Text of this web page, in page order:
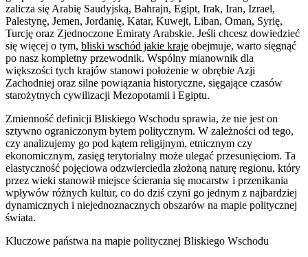
zalicza się Arabię Saudyjską, Bahrajn, Egipt, Irak, Iran, Izrael,
Palestynę, Jemen, Jordanię, Katar, Kuwejt, Liban, Oman, Syrię,
Turcję oraz Zjednoczone Emiraty Arabskie. Jeśli chcesz dowiedzieć
się więcej o tym, bliski wschód jakie kraje obejmuje, warto sięgnąć
po nasz kompletny przewodnik. Wspólny mianownik dla
większości tych krajów stanowi położenie w obrębie Azji
Zachodniej oraz silne powiązania historyczne, sięgające czasów
starożytnych cywilizacji Mezopotamii i Egiptu.
Zmienność definicji Bliskiego Wschodu sprawia, że nie jest on
sztywno ograniczonym bytem politycznym. W zależności od tego,
czy analizujemy go pod kątem religijnym, etnicznym czy
ekonomicznym, zasięg terytorialny może ulegać przesunięciom. Ta
elastyczność pojęciowa odzwierciedla złożoną naturę regionu, który
przez wieki stanowił miejsce ścierania się mocarstw i przenikania
wpływów różnych kultur, co do dziś czyni go jednym z najbardziej
dynamicznych i niejednoznacznych obszarów na mapie politycznej
świata.
Kluczowe państwa na mapie politycznej Bliskiego Wschodu